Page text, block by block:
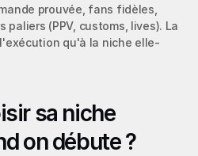
prouvée, fans fidèles,
(PPV, customs, lives). La
qu'à la niche elle-
sa niche
on débute ?